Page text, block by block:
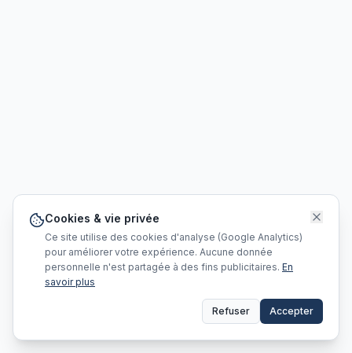
Cookies & vie privée
Ce site utilise des cookies d'analyse (Google Analytics)
pour améliorer votre expérience. Aucune donnée
personnelle n'est partagée à des fins publicitaires. En
savoir plus
Refuser Accepter